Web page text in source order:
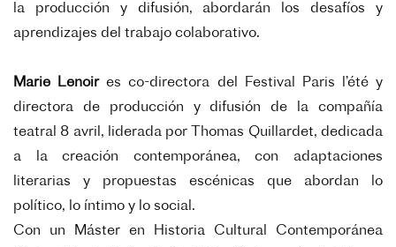
la producción y difusión, abordarán los desafíos y
aprendizajes del trabajo colaborativo.
Marie Lenoires co-directora del Festival Paris l’été y
directora de producción y difusión de la compañía
teatral 8 avril, liderada por Thomas Quillardet, dedicada
a la creación contemporánea, con adaptaciones
literarias y propuestas escénicas que abordan lo
político, lo íntimo y lo social.
Con un Máster en Historia Cultural Contemporánea